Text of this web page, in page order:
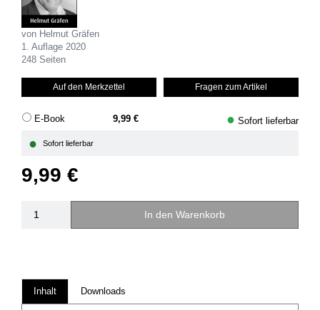
von Helmut Gräfen
1. Auflage 2020
248 Seiten
Auf den Merkzettel Fragen zum Artikel
E-Book 9,99 € ● Sofort lieferbar
● Sofort lieferbar
9,99 €
In den Warenkorb
Inhalt Downloads